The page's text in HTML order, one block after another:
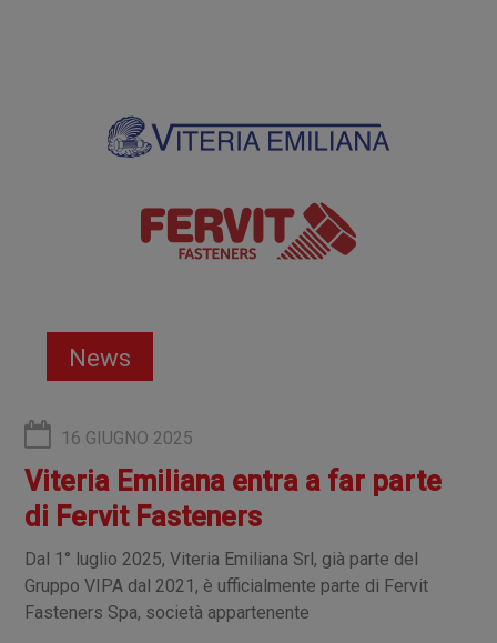
16 GIUGNO 2025
News
Viteria Emiliana entra a far parte
di Fervit Fasteners
Dal 1° luglio 2025, Viteria Emiliana Srl, già parte del
Gruppo VIPA dal 2021, è ufficialmente parte di Fervit
Fasteners Spa, società appartenente